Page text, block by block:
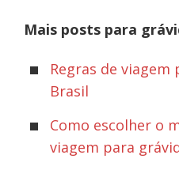
Mais posts para
Regras de viagem
Brasil
Como escolher o
viagem para